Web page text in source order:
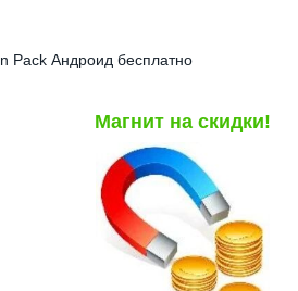
Pack Андроид бесплатно
Магнит на скидки!